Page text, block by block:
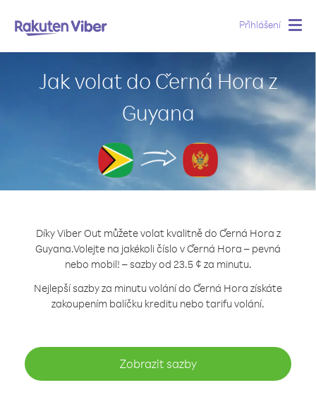
Přihlášení
Jak volat do Černá Hora z
Guyana
Díky Viber Out můžete volat kvalitně do Černá Hora z
Guyana.Volejte na jakékoli číslo v Černá Hora – pevná
nebo mobil! – sazby od 23.5 ¢ za minutu.
Nejlepší sazby za minutu volání do Černá Hora získáte
zakoupením balíčku kreditu nebo tarifu volání.
Zobrazit sazby